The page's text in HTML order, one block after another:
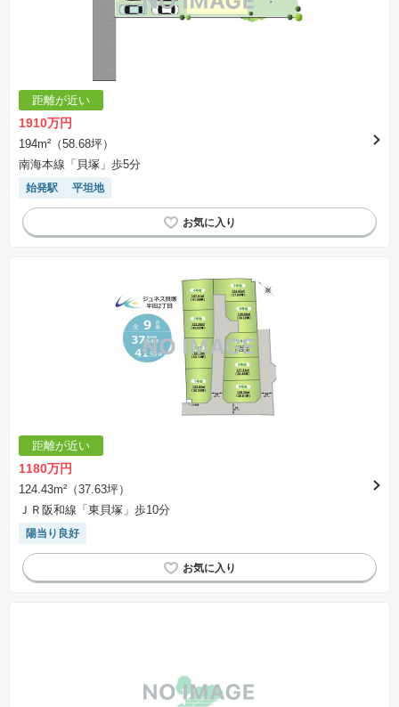
距離が近い
1910万円
194m²（58.68坪）
南海本線「貝塚」歩5分
始発駅 平坦地
距離が近い
1180万円
124.43m²（37.63坪）
ＪＲ阪和線「東貝塚」歩10分
陽当り良好